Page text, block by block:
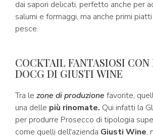
dai sapori delicati, perfetto anche per
salumi e formaggi, ma anche primi
pesce.
COCKTAIL FANTASIOSI CON
DOCG DI GIUSTI WINE
Tra le zone di produzione favorite,
una delle più rinomate. Qui infatti la
per produrre Prosecco di tipologia
come quelli dell'azienda Giusti Wine,